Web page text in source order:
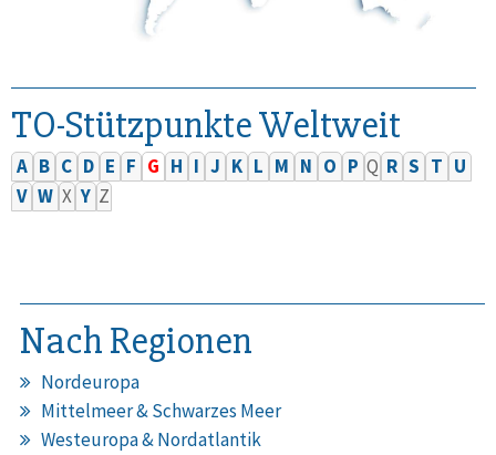
TO-Stützpunkte Weltweit
A B C D E F G H I J K L M N O P Q R S T U
V W X Y Z
Nach Regionen
Nordeuropa
Mittelmeer & Schwarzes Meer
Westeuropa & Nordatlantik